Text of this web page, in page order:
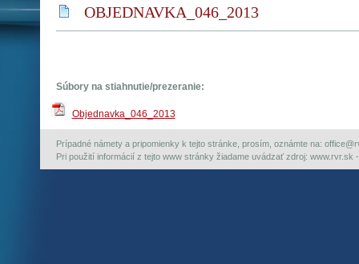
OBJEDNAVKA_046_2013
Súbory na stiahnutie/prezeranie:
Objednavka_046_2013
Prípadné námety a pripomienky k tejto stránke, prosím, oznámte na:
Pri použití informácií z tejto www stránky žiadame uvádzať zdroj: www.rvr.sk